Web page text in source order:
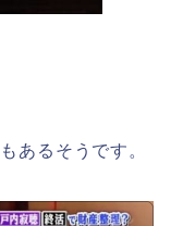
もあるそうです。